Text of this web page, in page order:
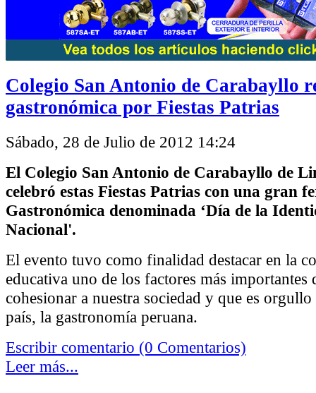
Colegio San Antonio de Carabayllo
gastronómica por Fiestas Patrias
Sábado, 28 de Julio de 2012 14:24
El Colegio San Antonio de Carabayllo de
celebró estas Fiestas Patrias con una gran
Gastronómica denominada ‘Día de la
Nacional'.
El evento tuvo como finalidad destacar en la
educativa uno de los factores más importantes
cohesionar a nuestra sociedad y que es
país, la gastronomía peruana.
Escribir comentario (0 Comentarios)
Leer más...